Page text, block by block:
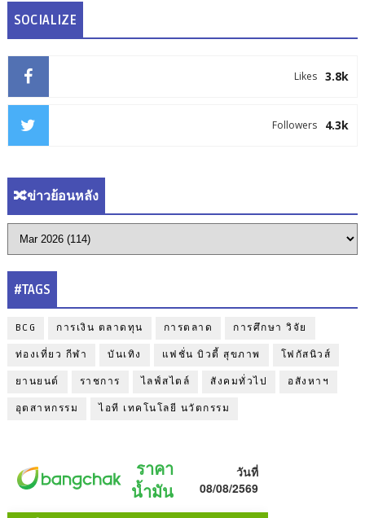
SOCIALIZE
3.8k
Likes
4.3k
Followers
🔀ข่าวย้อนหลัง
#TAGS
BCG การเงิน ตลาดทุน การตลาด การศึกษา วิจัย
ท่องเที่ยว กีฬา บันเทิง แฟชั่น บิวตี้ สุขภาพ โฟกัสนิวส์
ยานยนต์ ราชการ ไลฟ์สไตล์ สังคมทั่วไป อสังหาฯ
อุตสาหกรรม ไอที เทคโนโลยี นวัตกรรม